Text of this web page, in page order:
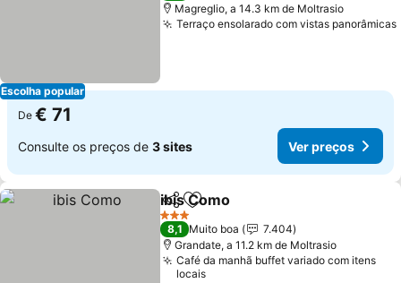
Escolha popular
Magreglio, a 14.3 km de Moltrasio
Terraço ensolarado com vistas panorâmicas
De € 71
Consulte os preços de 3 sites Ver preços
PartilharAdicionar aos favoritos
ibis Como
3 Estrelas
8,1 Muito boa
7.404
Grandate, a 11.2 km de Moltrasio
Café da manhã buffet variado com itens
locais